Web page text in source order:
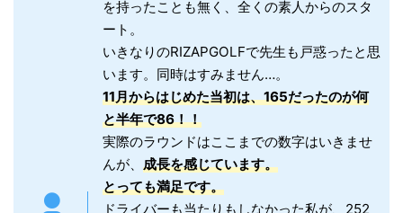
を持ったことも無く、全くの素人からのスタ
ート。
いきなりのRIZAPGOLFで先生も戸惑ったと思
います。同時はすみません…。
11月からはじめた当初は、165だったのが何
と半年で86！！
実際のラウンドはここまでの数字はいきませ
んが、 成長を感じています。
とっても満足です。
ドライバーも当たりもしなかった私が、252